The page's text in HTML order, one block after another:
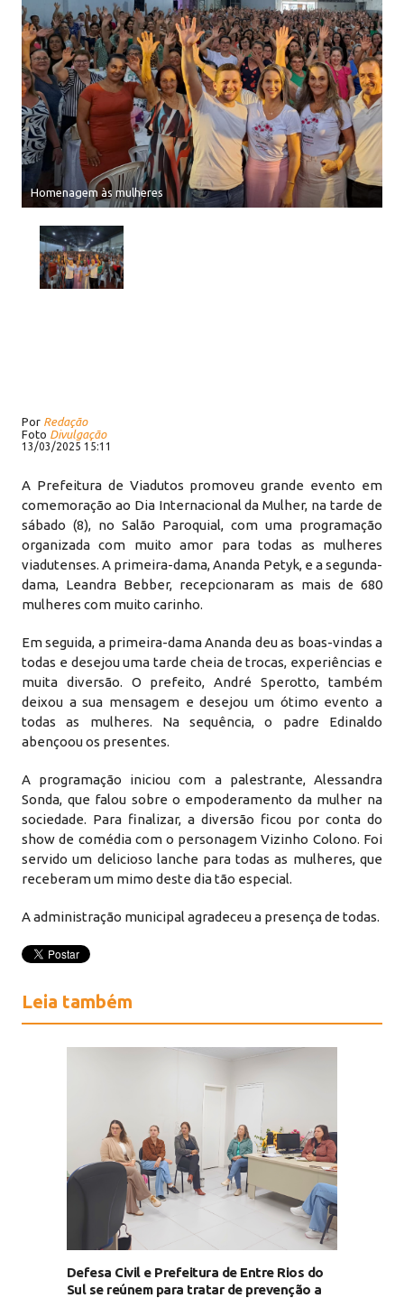
Homenagem às mulheres
Por Redação
Foto Divulgação
13/03/2025 15:11
A Prefeitura de Viadutos promoveu grande evento em
comemoração ao Dia Internacional da Mulher, na tarde de
sábado (8), no Salão Paroquial, com uma programação
organizada com muito amor para todas as mulheres
viadutenses. A primeira-dama, Ananda Petyk, e a segunda-
dama, Leandra Bebber, recepcionaram as mais de 680
mulheres com muito carinho.
Em seguida, a primeira-dama Ananda deu as boas-vindas a
todas e desejou uma tarde cheia de trocas, experiências e
muita diversão. O prefeito, André Sperotto, também
deixou a sua mensagem e desejou um ótimo evento a
todas as mulheres. Na sequência, o padre Edinaldo
abençoou os presentes.
A programação iniciou com a palestrante, Alessandra
Sonda, que falou sobre o empoderamento da mulher na
sociedade. Para finalizar, a diversão ficou por conta do
show de comédia com o personagem Vizinho Colono. Foi
servido um delicioso lanche para todas as mulheres, que
receberam um mimo deste dia tão especial.
A administração municipal agradeceu a presença de todas.
Leia também
Defesa Civil e Prefeitura de Entre Rios do
Sul se reúnem para tratar de prevenção a